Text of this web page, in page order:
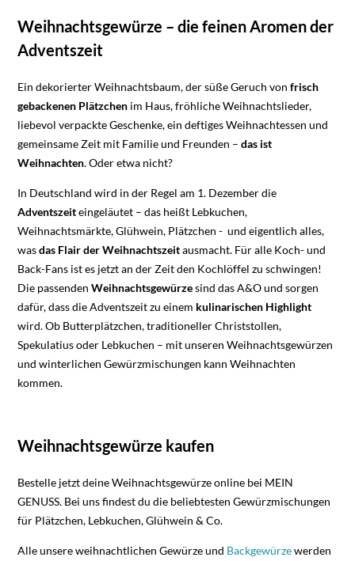
Weihnachtsgewürze – die feinen Aromen der
Adventszeit
Ein dekorierter Weihnachtsbaum, der süße Geruch vonfrisch
gebackenen Plätzchen im Haus, fröhliche Weihnachtslieder,
liebevol verpackte Geschenke, ein deftiges Weihnachtessen und
gemeinsame Zeit mit Familie und Freunden –das ist
Weihnachten. Oder etwa nicht?
In Deutschland wird in der Regel am 1. Dezember die
Adventszeiteingeläutet – das heißt Lebkuchen,
Weihnachtsmärkte, Glühwein, Plätzchen - und eigentlich alles,
wasdas Flair der Weihnachtszeitausmacht. Für alle Koch- und
Back-Fans ist es jetzt an der Zeit den Kochlöffel zu schwingen!
Die passendenWeihnachtsgewürzesind das A&O und sorgen
dafür, dass die Adventszeit zu einem kulinarischen Highlight
wird. Ob Butterplätzchen, traditioneller Christstollen,
Spekulatius oder Lebkuchen – mit unseren Weihnachtsgewürzen
und winterlichen Gewürzmischungen kann Weihnachten
kommen.
Weihnachtsgewürze kaufen
Bestelle jetzt deine Weihnachtsgewürze online bei MEIN
GENUSS. Bei uns findest du die beliebtesten Gewürzmischungen
für Plätzchen, Lebkuchen, Glühwein & Co.
Alle unsere weihnachtlichen Gewürze und Backgewürzewerden